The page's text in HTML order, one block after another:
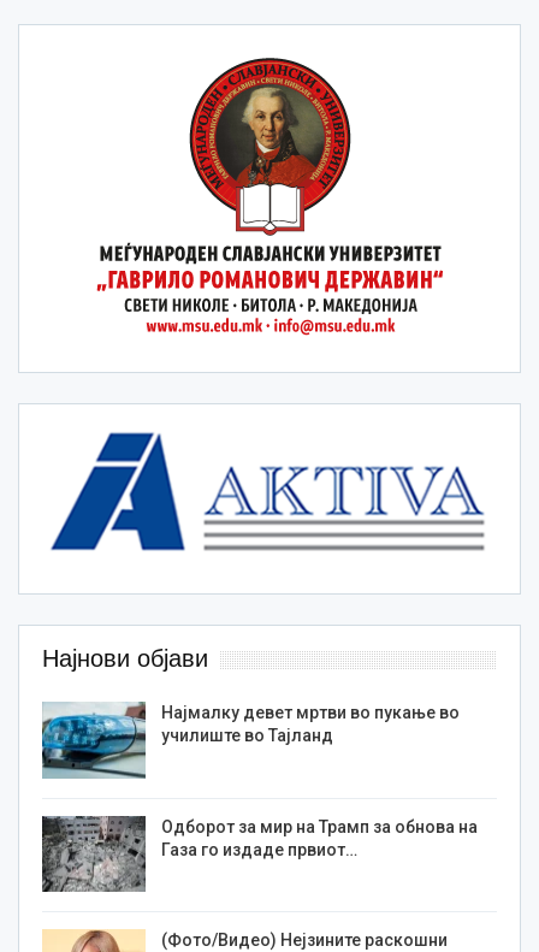
Најнови објави
Најмалку девет мртви во пукање во
училиште во Тајланд
Одборот за мир на Трамп за обнова на
Газа го издаде првиот…
(Фото/Видео) Нејзините раскошни